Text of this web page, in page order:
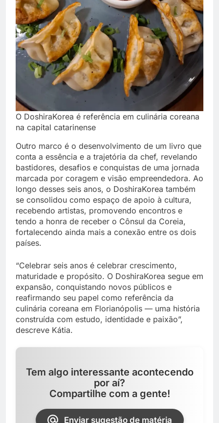
O DoshiraKorea é referência em culinária coreana
na capital catarinense
Outro marco é o desenvolvimento de um livro que
conta a essência e a trajetória da chef, revelando
bastidores, desafios e conquistas de uma jornada
marcada por coragem e visão empreendedora. Ao
longo desses seis anos, o DoshiraKorea também
se consolidou como espaço de apoio à cultura,
recebendo artistas, promovendo encontros e
tendo a honra de receber o Cônsul da Coreia,
fortalecendo ainda mais a conexão entre os dois
países.
“Celebrar seis anos é celebrar crescimento,
maturidade e propósito. O DoshiraKorea segue em
expansão, conquistando novos públicos e
reafirmando seu papel como referência da
culinária coreana em Florianópolis — uma história
construída com estudo, identidade e paixão”,
descreve Kátia.
Tem algo interessante acontecendo
por aí?
Compartilhe com a gente!
Enviar sugestão de matéria